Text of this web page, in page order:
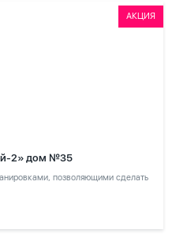
АКЦИЯ
2» дом №35
позволяющими сделать